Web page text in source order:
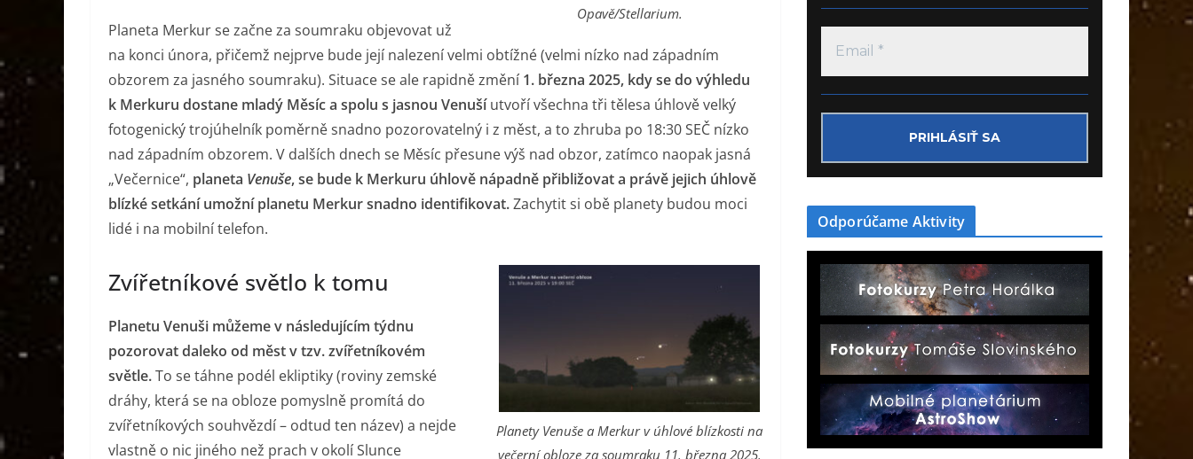
Opavě/Stellarium.
Planeta Merkur se začne za soumraku objevovat už
na konci února, přičemž nejprve bude její nalezení velmi obtížné (velmi nízko nad západním
obzorem za jasného soumraku). Situace se ale rapidně změní 1. března 2025, kdy se do výhledu
k Merkuru dostane mladý Měsíc a spolu s jasnou Venušíutvoří všechna tři tělesa úhlově velký
fotogenický trojúhelník poměrně snadno pozorovatelný i z měst, a to zhruba po 18:30 SEČ nízko
nad západním obzorem. V dalších dnech se Měsíc přesune výš nad obzor, zatímco naopak jasná
„Večernice“, planeta Venuše, se bude k Merkuru úhlově nápadně přibližovat a právě jejich úhlově
blízké setkání umožní planetu Merkur snadno identifikovat.Zachytit si obě planety budou moci
lidé i na mobilní telefon.
Planety Venuše a Merkur v úhlové blízkosti na
večerní obloze za soumraku 11. března 2025.
Zvířetníkové světlo k tomu
Planetu Venuši můžeme v následujícím týdnu
pozorovat daleko od měst v tzv. zvířetníkovém
světle.To se táhne podél ekliptiky (roviny zemské
dráhy, která se na obloze pomyslně promítá do
zvířetníkových souhvězdí – odtud ten název) a nejde
vlastně o nic jiného než prach v okolí Slunce
Odporúčame Aktivity